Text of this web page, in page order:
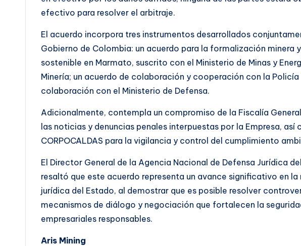
efectivo para resolver el arbitraje.
El acuerdo incorpora tres instrumentos desarrollados
Gobierno de Colombia: un acuerdo para la formalización minera
sostenible en Marmato, suscrito con el Ministerio de Minas y
Minería; un acuerdo de colaboración y cooperación con la Policía
colaboración con el Ministerio de Defensa.
Adicionalmente, contempla un compromiso de la Fiscalía
las noticias y denuncias penales interpuestas por la Empresa,
CORPOCALDAS para la vigilancia y control del cumplimiento
El Director General de la Agencia Nacional de Defensa Jurídica
resaltó que este acuerdo representa un avance significativo en
jurídica del Estado, al demostrar que es posible resolver
mecanismos de diálogo y negociación que fortalecen la
empresariales responsables.
Aris Mining